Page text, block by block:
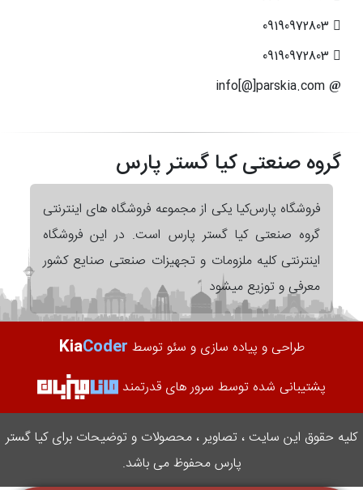
گروه صنعتی کیا گستر پارس
فروشگاه پارس‌کیا یکی از مجموعه فروشگاه های اینترنتی
گروه صنعتی کیا گستر پارس است. در این فروشگاه
اینترنتی کلیه ملزومات و تجهیزات صنعتی صنایع کشور
معرفی و توزیع میشود
طراحی و پیاده سازی و سئو توسط KiaCoder
پشتیبانی شده توسط سرور های قدرتمند
کلیه حقوق این سایت ، تصاویر ، محصولات و توضیحات برای کیا گستر
پارس محفوظ می باشد.